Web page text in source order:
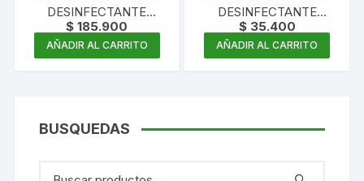
DESINFECTANTE
FUNGICIDA
MONOBÁSICO
CONCENTRADO
$ 185.900
AÑADIR AL CARRITO
DESINFECTANTE
FUNGICIDA
MONOBÁSICO
CONCENTRADO
$35.400
AÑADIR AL CARRITO
BUSQUEDAS